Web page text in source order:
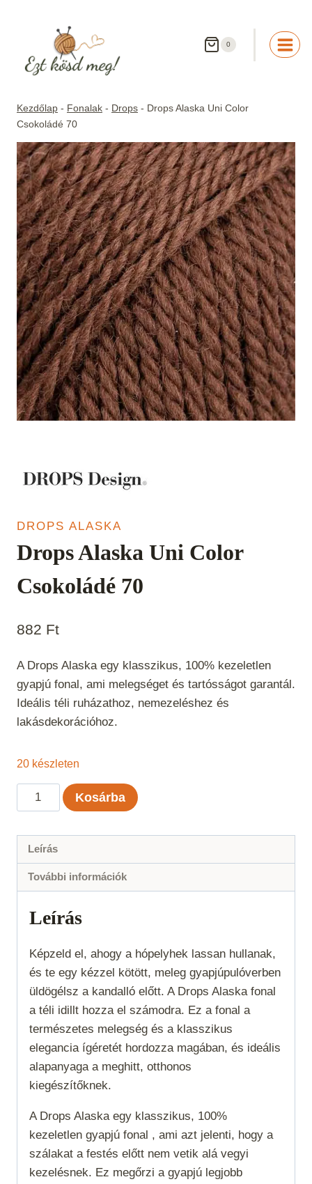
0
Kezdőlap - Fonalak - Drops - Drops Alaska Uni Color
Csokoládé 70
DROPS ALASKA
Drops Alaska Uni Color
Csokoládé 70
882 Ft
A Drops Alaska egy klasszikus, 100% kezeletlen
gyapjú fonal, ami melegséget és tartósságot garantál.
Ideális téli ruházathoz, nemezeléshez és
lakásdekorációhoz.
20 készleten
Drops
Alaska
Color
Csokoládé
Kosárba
Leírás
További információk
Leírás
Képzeld el, ahogy a hópelyhek lassan hullanak,
és te egy kézzel kötött, meleg gyapjúpulóverben
üldögélsz a kandalló előtt. A Drops Alaska fonal
a téli idillt hozza el számodra. Ez a fonal a
természetes melegség és a klasszikus
elegancia ígéretét hordozza magában, és ideális
alapanyaga a meghitt, otthonos
kiegészítőknek.
A Drops Alaska egy klasszikus, 100%
kezeletlen gyapjú fonal , ami azt jelenti, hogy a
szálakat a festés előtt nem vetik alá vegyi
kezelésnek. Ez megőrzi a gyapjú legjobb